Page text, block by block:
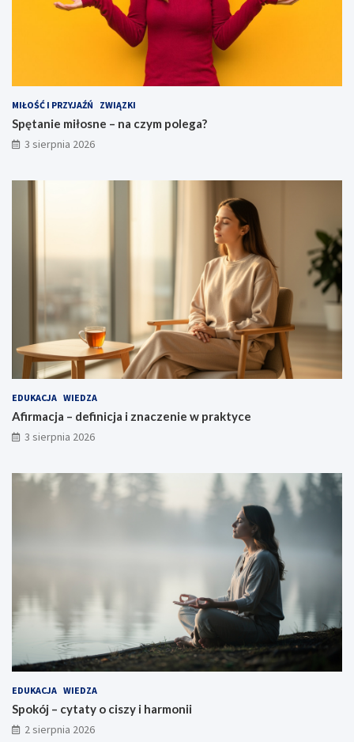
MIŁOŚĆ I PRZYJAŹŃ ZWIĄZKI
Spętanie miłosne – na czym polega?
3 sierpnia 2026
EDUKACJA WIEDZA
Afirmacja – definicja i znaczenie w praktyce
3 sierpnia 2026
EDUKACJA WIEDZA
Spokój – cytaty o ciszy i harmonii
2 sierpnia 2026